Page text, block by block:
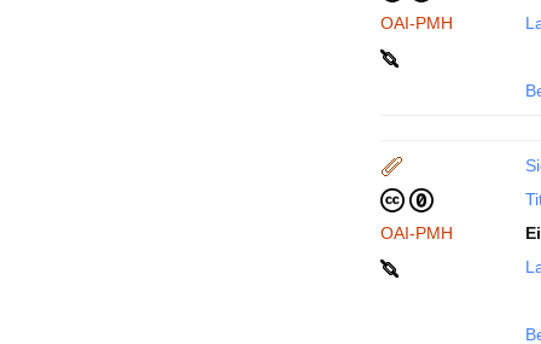
OAI-PMH
OAI-PMH